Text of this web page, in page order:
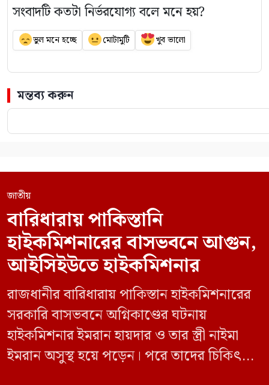
সংবাদটি কতটা নির্ভরযোগ্য বলে মনে হয়?
ভুল মনে হচ্ছে মোটামুটি খুব ভালো
মন্তব্য করুন
জাতীয়
বারিধারায় পাকিস্তানি
হাইকমিশনারের বাসভবনে আগুন,
আইসিইউতে হাইকমিশনার
রাজধানীর বারিধারায় পাকিস্তান হাইকমিশনারের
সরকারি বাসভবনে অগ্নিকাণ্ডের ঘটনায়
হাইকমিশনার ইমরান হায়দার ও তার স্ত্রী নাইমা
ইমরান অসুস্থ হয়ে পড়েন। পরে তাদের চিকিৎসার